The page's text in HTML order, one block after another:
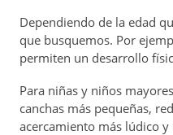
Dependiendo de la edad
que busquemos. Por
permiten un desarrollo
Para niñas y niños
canchas más pequeñas,
acercamiento más lúdico